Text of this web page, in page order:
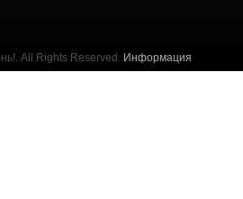
All Rights Reserved. Информация